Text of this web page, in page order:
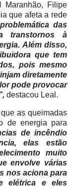
Maranhão, Filipe
que afeta a rede
das
transtornos à
Além disso,
que tem
pois mesmo
diretamente
pode provocar
destacou Leal.
as queimadas
de energia para
de incêndio
elas estão
muito
envolve várias
nos aciona para
elétrica e eles